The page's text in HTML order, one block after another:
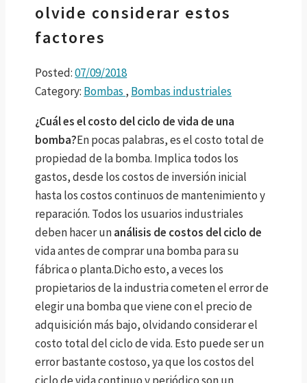
olvide considerar estos
factores
Posted:07/09/2018
Category: Bombas , Bombas industriales
¿Cuál es el costo del ciclo de vida de una
bomba?En pocas palabras, es el costo total de
propiedad de la bomba. Implica todos los
gastos, desde los costos de inversión inicial
hasta los costos continuos de mantenimiento y
reparación. Todos los usuarios industriales
deben hacer unanálisis de costos del ciclo de
vida antes de comprar una bomba para su
fábrica o planta.Dicho esto, a veces los
propietarios de la industria cometen el error de
elegir una bomba que viene con el precio de
adquisición más bajo, olvidando considerar el
costo total del ciclo de vida. Esto puede ser un
error bastante costoso, ya que los costos del